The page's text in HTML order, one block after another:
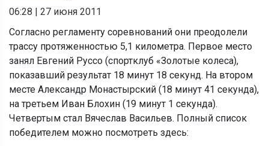
06:28 | 27 июня 2011
Согласно регламенту соревнований они преодолели
трассу протяженностью 5,1 километра. Первое место
занял Евгений Руссо (спортклуб «Золотые колеса),
показавший результат 18 минут 18 секунд. На втором
месте Александр Монастырский (18 минут 41 секунда),
на третьем Иван Блохин (19 минут 1 секунда).
Четвертым стал Вячеслав Васильев. Полный список
победителем можно посмотреть здесь: